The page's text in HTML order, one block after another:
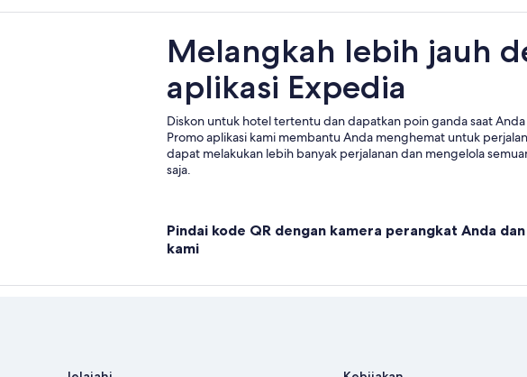
Melangkah lebih jauh
aplikasi Expedia
Diskon untuk hotel tertentu dan dapatkan poin ganda saat
Promo aplikasi kami membantu Anda menghemat untuk
dapat melakukan lebih banyak perjalanan dan mengelola
saja.
Pindai kode QR dengan kamera perangkat Anda
kami